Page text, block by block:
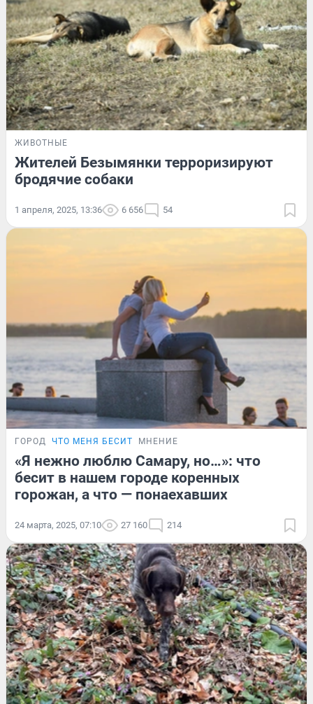
ЖИВОТНЫЕ
Жителей Безымянки терроризируют
бродячие собаки
1 апреля, 2025, 13:36 6 656 54
ГОРОД ЧТО МЕНЯ БЕСИТ МНЕНИЕ
«Я нежно люблю Самару, но…»: что
бесит в нашем городе коренных
горожан, а что — понаехавших
24 марта, 2025, 07:10 27 160 214